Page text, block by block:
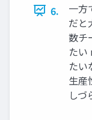
6.
⼀⽅
だと
数チ
たい
た
⽣産
しづ